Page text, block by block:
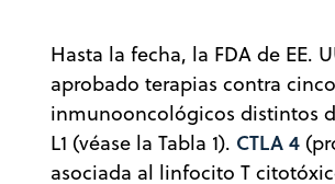
Hasta la fecha, la FDA de EE.
aprobado terapias contra
inmunooncológicos distintos
L1 (véase la Tabla 1). CTLA 4
asociada al linfocito T